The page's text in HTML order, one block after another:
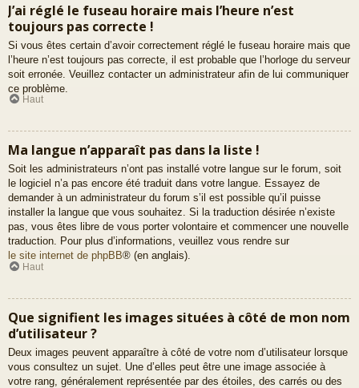
J’ai réglé le fuseau horaire mais l’heure n’est
toujours pas correcte !
Si vous êtes certain d’avoir correctement réglé le fuseau horaire mais que
l’heure n’est toujours pas correcte, il est probable que l’horloge du serveur
soit erronée. Veuillez contacter un administrateur afin de lui communiquer
ce problème.
Haut
Ma langue n’apparaît pas dans la liste !
Soit les administrateurs n’ont pas installé votre langue sur le forum, soit
le logiciel n’a pas encore été traduit dans votre langue. Essayez de
demander à un administrateur du forum s’il est possible qu’il puisse
installer la langue que vous souhaitez. Si la traduction désirée n’existe
pas, vous êtes libre de vous porter volontaire et commencer une nouvelle
traduction. Pour plus d’informations, veuillez vous rendre sur
le site internet de phpBB® (en anglais).
Haut
Que signifient les images situées à côté de mon nom
d’utilisateur ?
Deux images peuvent apparaître à côté de votre nom d’utilisateur lorsque
vous consultez un sujet. Une d’elles peut être une image associée à
votre rang, généralement représentée par des étoiles, des carrés ou des